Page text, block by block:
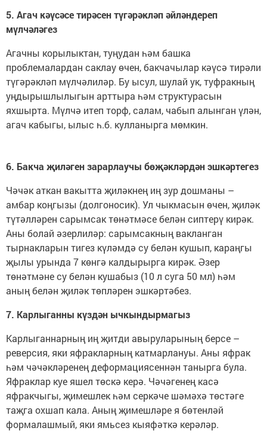
5. Агач кәүсәсе тирәсен түгәрәкләп әйләндереп
мүлчәләгез
Агачны корылыктан, туңудан һәм башка
проблемалардан саклау өчен, бакчачылар кәүсә тирәли
түгәрәкләп мүлчәлиләр. Бу ысул, шулай ук, туфракның
уңдырышлылыгын арттыра һәм структурасын
яхшырта. Мүлчә итеп торф, салам, чабып алынган үлән,
агач кабыгы, ылыс һ.б. кулланырга мөмкин.
6. Бакча җиләген зарарлаучы бөҗәкләрдән эшкәртегез
Чәчәк аткан вакытта җиләкнең иң зур дошманы –
амбар коңгызы (долгоносик). Ул чыкмасын өчен, җиләк
түтәлләрен сарымсак төнәтмәсе белән сиптерү кирәк.
Аны болай әзерлиләр: сарымсакның вакланган
тырнакларын тигез күләмдә су белән кушып, караңгы
җылы урында 7 көнгә калдырырга кирәк. Әзер
төнәтмәне су белән кушабыз (10 л суга 50 мл) һәм
аның белән җиләк төпләрен эшкәртәбез.
7. Карлыганны күздән ычкындырмагыз
Карлыганнарның иң җитди авыруларының берсе –
реверсия, яки яфракларның катмарлануы. Аны яфрак
һәм чәчәкләренең деформациясеннән танырга була.
Яфраклар куе яшел төскә керә. Чәчәгенең касә
яфракчыгы, җимешлек һәм серкәче шәмәхә төстәге
таҗга охшап кала. Аның җимешләре я бөтенләй
формалашмый, яки ямьсез кыяфәткә керәләр.